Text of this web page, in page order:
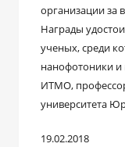
организации за
Награды
ученых, среди
нанофотоники и
ИТМО,
университета
19.02.2018